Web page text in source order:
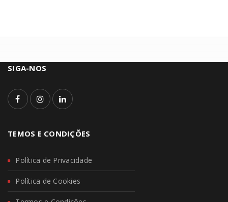
SIGA-NOS
TEMOS E CONDIÇÕES
Política de Privacidade
Política de Cookies